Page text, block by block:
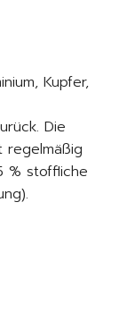
Kupfer,
Die
regelmäßig
% stoffliche